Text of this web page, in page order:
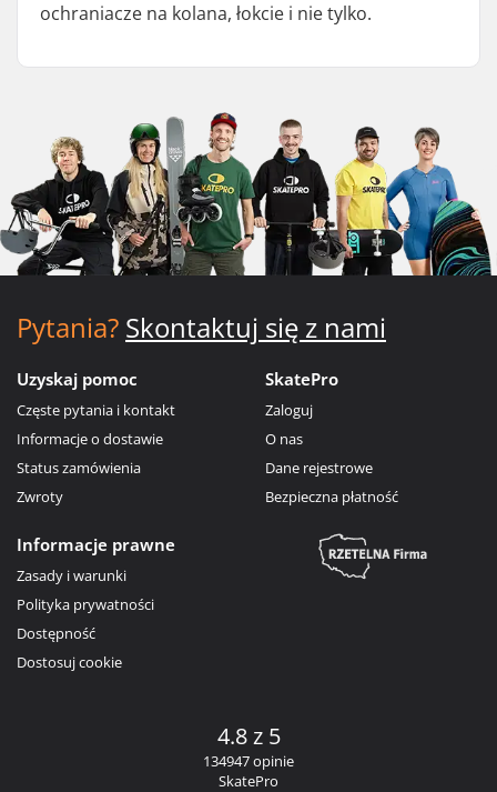
ochraniacze na kolana, łokcie i nie tylko.
Pytania? Skontaktuj się z nami
Uzyskaj pomoc
Częste pytania i kontakt
Informacje o dostawie
Status zamówienia
Zwroty
SkatePro
Zaloguj
O nas
Dane rejestrowe
Bezpieczna płatność
Informacje prawne
Zasady i warunki
Polityka prywatności
Dostępność
Dostosuj cookie
4.8 z 5
134947 opinie
SkatePro